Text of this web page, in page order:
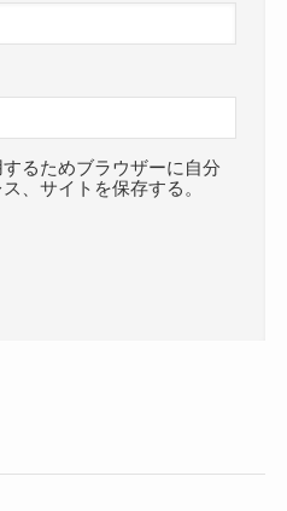
るためブラウザーに自分
、サイトを保存する。